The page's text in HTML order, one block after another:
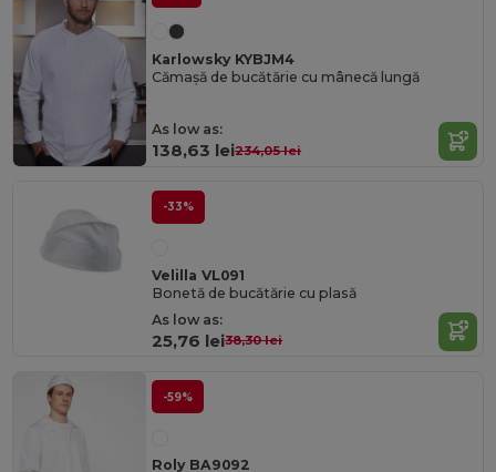
Karlowsky KYBJM4
Cămașă de bucătărie cu mânecă lungă
As low as:
138,63 lei234,05 lei
-33%
Velilla VL091
Bonetă de bucătărie cu plasă
As low as:
25,76 lei38,30 lei
-59%
Roly BA9092